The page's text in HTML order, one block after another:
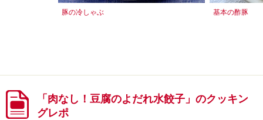
豚の冷しゃぶ 基本の酢豚
「肉なし！豆腐のよだれ水餃子」のクッキン
グレポ